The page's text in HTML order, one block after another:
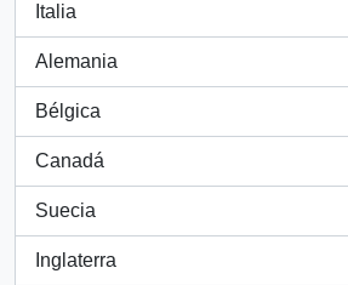
Italia
, 18 results
Alemania
, 13 results
Bélgica
, 13 results
Canadá
, 10 results
Suecia
, 9 results
Inglaterra
, 9 results